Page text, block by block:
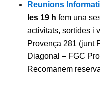
Reunions
les 19 h fem una
activitats, sortides i
Provença 281 (junt
Diagonal – FGC
Recomanem